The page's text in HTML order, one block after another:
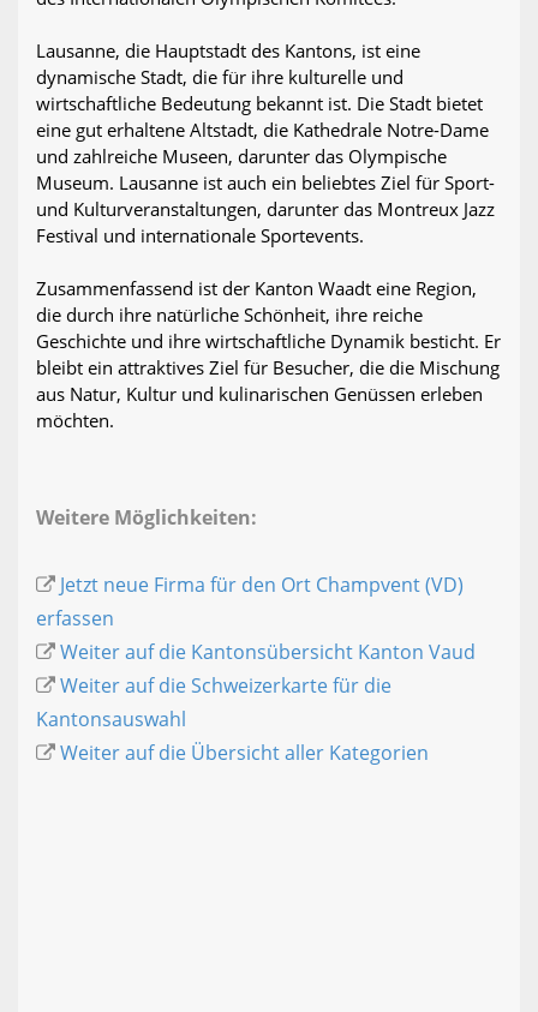
Lausanne, die Hauptstadt des Kantons, ist eine
dynamische Stadt, die für ihre kulturelle und
wirtschaftliche Bedeutung bekannt ist. Die Stadt bietet
eine gut erhaltene Altstadt, die Kathedrale Notre-Dame
und zahlreiche Museen, darunter das Olympische
Museum. Lausanne ist auch ein beliebtes Ziel für Sport-
und Kulturveranstaltungen, darunter das Montreux Jazz
Festival und internationale Sportevents.
Zusammenfassend ist der Kanton Waadt eine Region,
die durch ihre natürliche Schönheit, ihre reiche
Geschichte und ihre wirtschaftliche Dynamik besticht. Er
bleibt ein attraktives Ziel für Besucher, die die Mischung
aus Natur, Kultur und kulinarischen Genüssen erleben
möchten.
Weitere Möglichkeiten:
Jetzt neue Firma für den Ort Champvent (VD)
erfassen
Weiter auf die Kantonsübersicht Kanton Vaud
Weiter auf die Schweizerkarte für die
Kantonsauswahl
Weiter auf die Übersicht aller Kategorien